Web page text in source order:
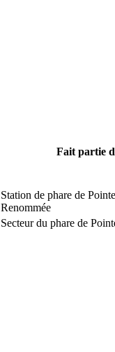
Fait partie
Station de phare de
Renommée
Secteur du phare de